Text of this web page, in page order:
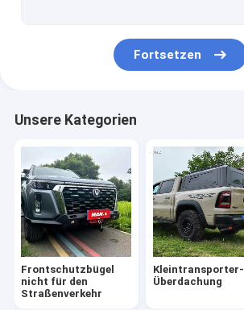
Fortsetzen
Unsere Kategorien
Frontschutzbügel
nicht für den
Straßenverkehr
Kleintransporter-
Überdachung